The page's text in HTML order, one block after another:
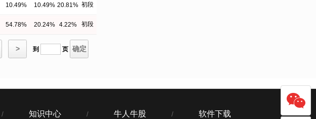
10.49% 10.49% 20.81% 初段
54.78% 20.24% 4.22% 初段
> 到 页 确定
/ 知识中心 / 牛人牛股 / 软件下载